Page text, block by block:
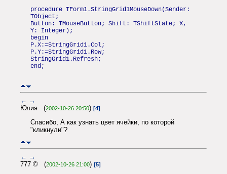
procedure TForm1.StringGrid1MouseDown(Sender:
TObject;
Button: TMouseButton; Shift: TShiftState; X,
Y: Integer);
begin
P.X:=StringGrid1.Col;
P.Y:=StringGrid1.Row;
StringGrid1.Refresh;
end;
← →
Юлия (2002-10-26 20:50) [4]
Спасибо, А как узнать цвет ячейки, по которой
"кликнули"?
← →
777 © (2002-10-26 21:00) [5]